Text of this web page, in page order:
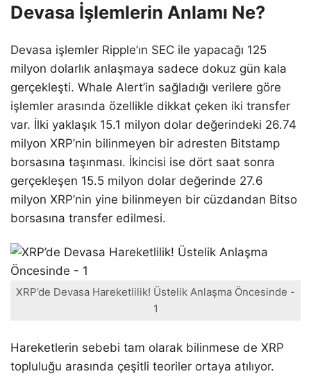
Devasa İşlemlerin Anlamı Ne?
Devasa işlemler Ripple’ın SEC ile yapacağı 125
milyon dolarlık anlaşmaya sadece dokuz gün kala
gerçekleşti. Whale Alert’in sağladığı verilere göre
işlemler arasında özellikle dikkat çeken iki transfer
var. İlki yaklaşık 15.1 milyon dolar değerindeki 26.74
milyon XRP’nin bilinmeyen bir adresten Bitstamp
borsasına taşınması. İkincisi ise dört saat sonra
gerçekleşen 15.5 milyon dolar değerinde 27.6
milyon XRP’nin yine bilinmeyen bir cüzdandan Bitso
borsasına transfer edilmesi.
XRP’de Devasa Hareketlilik! Üstelik Anlaşma Öncesinde -
1
Hareketlerin sebebi tam olarak bilinmese de XRP
topluluğu arasında çeşitli teoriler ortaya atılıyor.